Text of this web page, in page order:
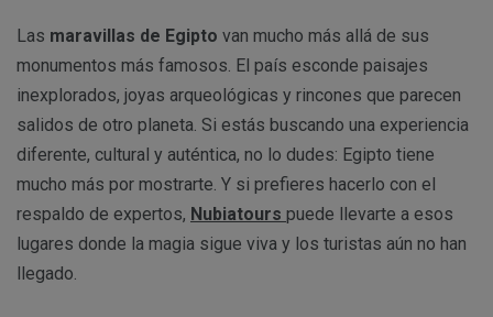
Las maravillas de Egipto van mucho más allá de sus
monumentos más famosos. El país esconde paisajes
inexplorados, joyas arqueológicas y rincones que parecen
salidos de otro planeta. Si estás buscando una experiencia
diferente, cultural y auténtica, no lo dudes: Egipto tiene
mucho más por mostrarte. Y si prefieres hacerlo con el
respaldo de expertos, Nubiatours puede llevarte a esos
lugares donde la magia sigue viva y los turistas aún no han
llegado.